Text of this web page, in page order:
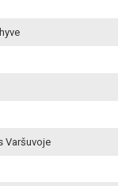
Varšuvoje